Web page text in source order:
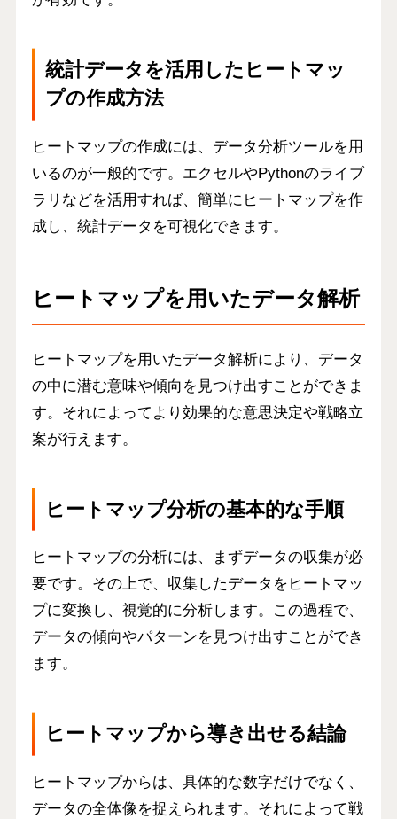
統計データを活用したヒートマッ
プの作成方法
ヒートマップの作成には、データ分析ツールを用
いるのが一般的です。エクセルやPythonのライブ
ラリなどを活用すれば、簡単にヒートマップを作
成し、統計データを可視化できます。
ヒートマップを用いたデータ解析
ヒートマップを用いたデータ解析により、データ
の中に潜む意味や傾向を見つけ出すことができま
す。それによってより効果的な意思決定や戦略立
案が行えます。
ヒートマップ分析の基本的な手順
ヒートマップの分析には、まずデータの収集が必
要です。その上で、収集したデータをヒートマッ
プに変換し、視覚的に分析します。この過程で、
データの傾向やパターンを見つけ出すことができ
ます。
ヒートマップから導き出せる結論
ヒートマップからは、具体的な数字だけでなく、
データの全体像を捉えられます。それによって戦